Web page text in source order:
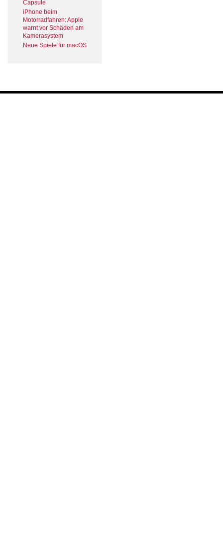
Capsule
iPhone beim
Motorradfahren: Apple
warnt vor Schäden am
Kamerasystem
Neue Spiele für macOS